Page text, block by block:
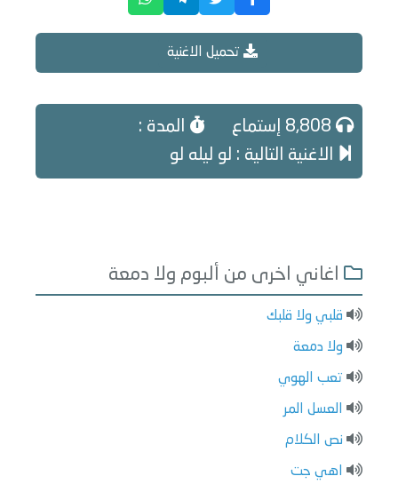
تحميل الاغنية
المدة :
الاغنية التالية : لو ليله لو
اغاني اخرى من ألبوم ولا دمعة
قلبي ولا قلبك
ولا دمعة
تعب الهوي
العسل المر
نص الكلام
اهي جت